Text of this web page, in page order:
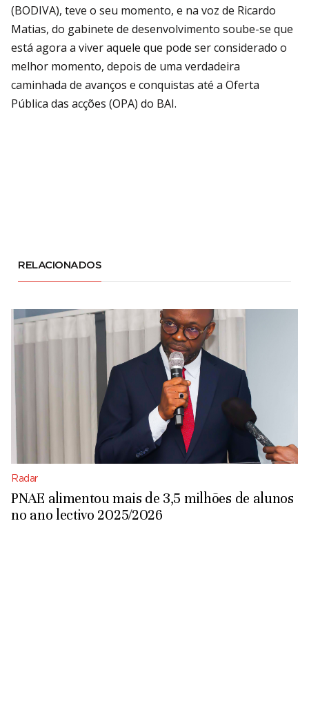
(BODIVA), teve o seu momento, e na voz de Ricardo
Matias, do gabinete de desenvolvimento soube-se que
está agora a viver aquele que pode ser considerado o
melhor momento, depois de uma verdadeira
caminhada de avanços e conquistas até a Oferta
Pública das acções (OPA) do BAI.
RELACIONADOS
Radar
PNAE alimentou mais de 3,5 milhões de alunos
no ano lectivo 2025/2026